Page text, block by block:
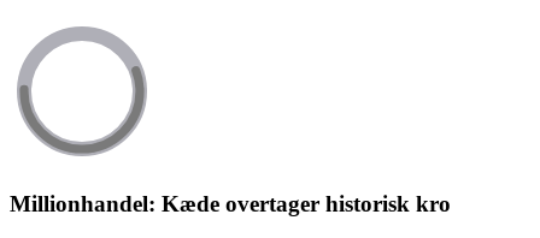
Millionhandel: Kæde overtager historisk kro